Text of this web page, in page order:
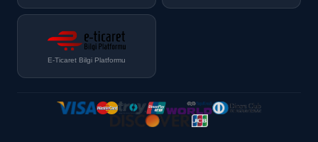
E-Ticaret Bilgi Platformu